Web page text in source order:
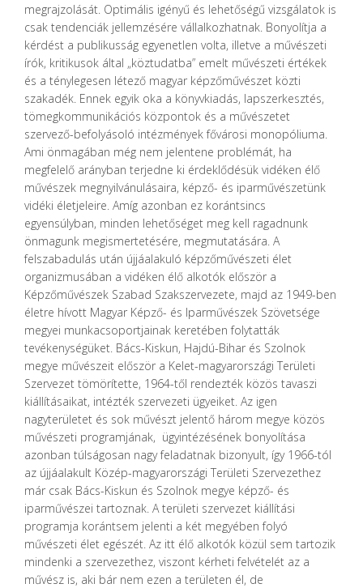
megrajzolását. Optimális igényű és lehetőségű vizsgálatok is
csak tendenciák jellemzésére vállalkozhatnak. Bonyolítja a
kérdést a publikusság egyenetlen volta, illetve a művészeti
írók, kritikusok által „köztudatba” emelt művészeti értékek
és a ténylegesen létező magyar képzőművészet közti
szakadék. Ennek egyik oka a könyvkiadás, lapszerkesztés,
tömegkommunikációs központok és a művészetet
szervező-befolyásoló intézmények fővárosi monopóliuma.
Ami önmagában még nem jelentene problémát, ha
megfelelő arányban terjedne ki érdeklődésük vidéken élő
művészek megnyilvánulásaira, képző- és iparművészetünk
vidéki életjeleire. Amíg azonban ez korántsincs
egyensúlyban, minden lehetőséget meg kell ragadnunk
önmagunk megismertetésére, megmutatására. A
felszabadulás után újjáalakuló képzőművészeti élet
organizmusában a vidéken élő alkotók először a
Képzőművészek Szabad Szakszervezete, majd az 1949-ben
életre hívott Magyar Képző- és Iparművészek Szövetsége
megyei munkacsoportjainak keretében folytatták
tevékenységüket. Bács-Kiskun, Hajdú-Bihar és Szolnok
megye művészeit először a Kelet-magyarországi Területi
Szervezet tömörítette, 1964-től rendezték közös tavaszi
kiállításaikat, intézték szervezeti ügyeiket. Az igen
nagyterületet és sok művészt jelentő három megye közös
művészeti programjának, ügyintézésének bonyolítása
azonban túlságosan nagy feladatnak bizonyult, így 1966-tól
az újjáalakult Közép-magyarországi Területi Szervezethez
már csak Bács-Kiskun és Szolnok megye képző- és
iparművészei tartoznak. A területi szervezet kiállítási
programja korántsem jelenti a két megyében folyó
művészeti élet egészét. Az itt élő alkotók közül sem tartozik
mindenki a szervezethez, viszont kérheti felvételét az a
művész is, aki bár nem ezen a területen él, de